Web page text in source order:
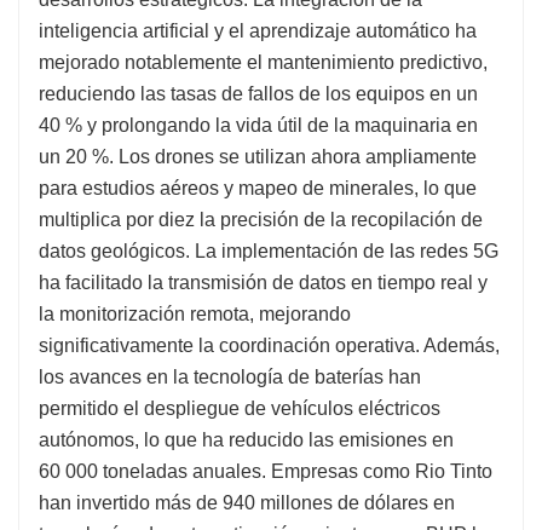
inteligencia artificial y el aprendizaje automático ha
mejorado notablemente el mantenimiento predictivo,
reduciendo las tasas de fallos de los equipos en un
40 % y prolongando la vida útil de la maquinaria en
un 20 %. Los drones se utilizan ahora ampliamente
para estudios aéreos y mapeo de minerales, lo que
multiplica por diez la precisión de la recopilación de
datos geológicos. La implementación de las redes 5G
ha facilitado la transmisión de datos en tiempo real y
la monitorización remota, mejorando
significativamente la coordinación operativa. Además,
los avances en la tecnología de baterías han
permitido el despliegue de vehículos eléctricos
autónomos, lo que ha reducido las emisiones en
60 000 toneladas anuales. Empresas como Rio Tinto
han invertido más de 940 millones de dólares en